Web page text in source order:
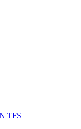
TFS